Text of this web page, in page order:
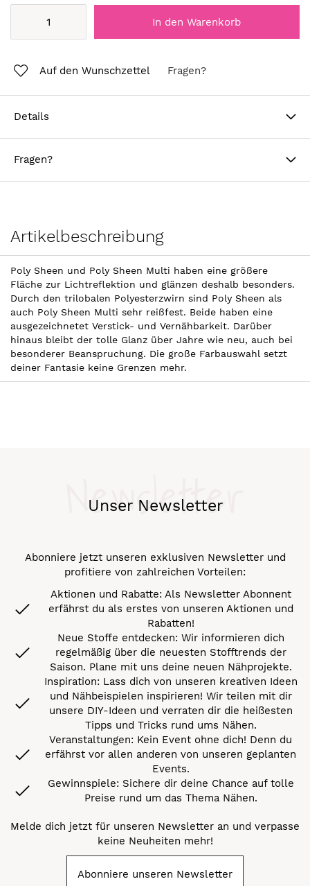
In den Warenkorb
Auf den Wunschzettel Fragen?
Details
Fragen?
Artikelbeschreibung
Poly Sheen und Poly Sheen Multi haben eine größere
Fläche zur Lichtreflektion und glänzen deshalb besonders.
Durch den trilobalen Polyesterzwirn sind Poly Sheen als
auch Poly Sheen Multi sehr reißfest. Beide haben eine
ausgezeichnetet Verstick- und Vernähbarkeit. Darüber
hinaus bleibt der tolle Glanz über Jahre wie neu, auch bei
besonderer Beanspruchung. Die große Farbauswahl setzt
deiner Fantasie keine Grenzen mehr.
Unser Newsletter
Newsletter
Abonniere jetzt unseren exklusiven Newsletter und
profitiere von zahlreichen Vorteilen:
Aktionen und Rabatte: Als Newsletter Abonnent
erfährst du als erstes von unseren Aktionen und
Rabatten!
Neue Stoffe entdecken: Wir informieren dich
regelmäßig über die neuesten Stofftrends der
Saison. Plane mit uns deine neuen Nähprojekte.
Inspiration: Lass dich von unseren kreativen Ideen
und Nähbeispielen inspirieren! Wir teilen mit dir
unsere DIY-Ideen und verraten dir die heißesten
Tipps und Tricks rund ums Nähen.
Veranstaltungen: Kein Event ohne dich! Denn du
erfährst vor allen anderen von unseren geplanten
Events.
Gewinnspiele: Sichere dir deine Chance auf tolle
Preise rund um das Thema Nähen.
Melde dich jetzt für unseren Newsletter an und verpasse
keine Neuheiten mehr!
Abonniere unseren Newsletter